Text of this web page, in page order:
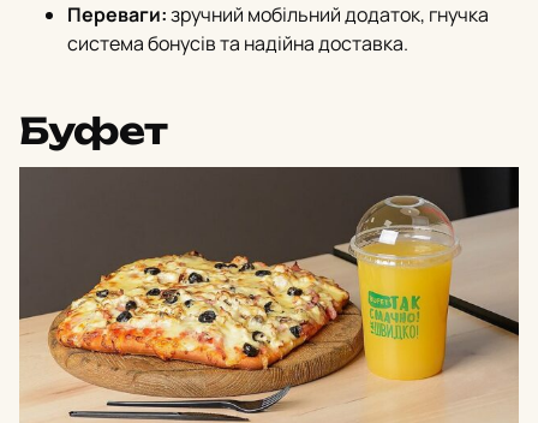
Переваги:зручний мобільний додаток, гнучка
система бонусів та надійна доставка.
Буфет